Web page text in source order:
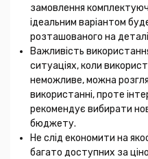
замовлення
ідеальним варіантом
розташованого на
Важливість
ситуаціях, коли
неможливе, можна
використанні, проте
рекомендує вибирати
бюджету.
Не слід економити на
багато доступних за